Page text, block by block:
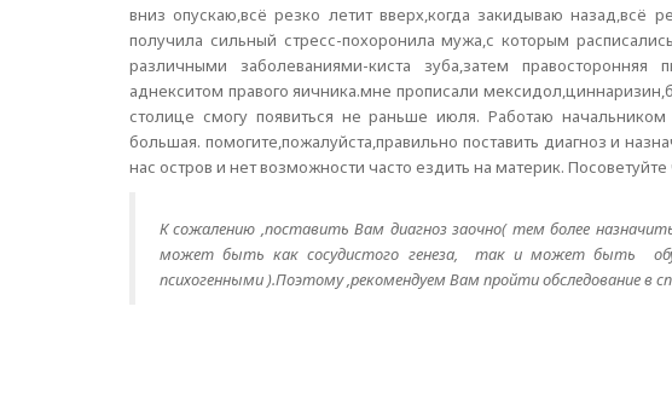
вниз опускаю,всё резко летит вверх,когда закидываю назад,всё
получила сильный стресс-похоронила мужа,с которым
различными заболеваниями-киста зуба,затем
аднекситом правого яичника.мне прописали
столице смогу появиться не раньше июля. Работаю
большая. помогите,пожалуйста,правильно поставить диагноз и
нас остров и нет возможности часто ездить на материк.
К сожалению ,поставить Вам диагноз заочно( тем более
может быть как сосудистого генеза, так и может быть
психогенными ).Поэтому ,рекомендуем Вам пройти обследование в